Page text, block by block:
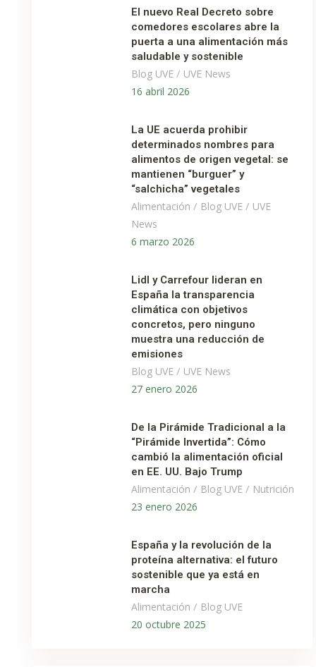
El nuevo Real Decreto sobre
comedores escolares abre la
puerta a una alimentación más
saludable y sostenible
Blog UVE/ UVE News
16 abril 2026
La UE acuerda prohibir
determinados nombres para
alimentos de origen vegetal: se
mantienen “burguer” y
“salchicha” vegetales
Alimentación / Blog UVE/ UVE
News
6 marzo 2026
Lidl y Carrefour lideran en
España la transparencia
climática con objetivos
concretos, pero ninguno
muestra una reducción de
emisiones
Blog UVE/ UVE News
27 enero 2026
De la Pirámide Tradicional a la
“Pirámide Invertida”: Cómo
cambió la alimentación oficial
en EE. UU. Bajo Trump
Alimentación / Blog UVE/ Nutrición
23 enero 2026
España y la revolución de la
proteína alternativa: el futuro
sostenible que ya está en
marcha
Alimentación / Blog UVE
20 octubre 2025